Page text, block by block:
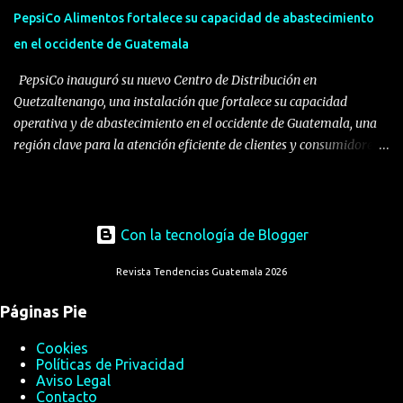
consumo de plásticos de un solo uso y adoptar alternativas en otro
materiales y reutilizables que permi...
PepsiCo Alimentos fortalece su capacidad de abastecimiento
en el occidente de Guatemala
PepsiCo inauguró su nuevo Centro de Distribución en
Quetzaltenango, una instalación que fortalece su capacidad
operativa y de abastecimiento en el occidente de Guatemala, una
región clave para la atención eficiente de clientes y consumidores.
tecnología de clase mundial para el occidente de Guatemala. La
regiones más importantes para su negocio en Guatemala. Desde
de alimentos y el servicio a clientes en gran parte del occidente del
país, una zona estratégica donde continúa fortaleciendo su
compromiso con el desarrollo económico y social del país. La
inauguración de este Centro de Distribución también refuerza una
Con la tecnología de Blogger
Revista Tendencias Guatemala 2026
Páginas Pie
Cookies
Políticas de Privacidad
Aviso Legal
Contacto